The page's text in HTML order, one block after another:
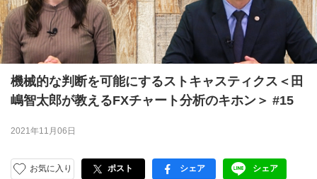
機械的な判断を可能にするストキャスティクス＜田
嶋智太郎が教えるFXチャート分析のキホン＞ #15
2021年11月06日
お気に入り ポスト facebook
シェア LINE
シェア